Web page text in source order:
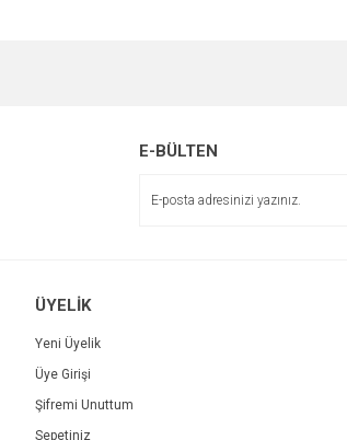
E-BÜLTEN
ÜYELİK
Yeni Üyelik
Üye Girişi
Şifremi Unuttum
Sepetiniz